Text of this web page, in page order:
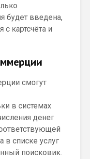
будет введена,
картсчёта и
смогут
в системах
денег
в списке услуг
поисковик.